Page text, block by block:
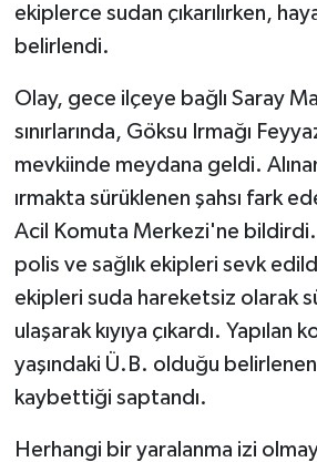
ekiplerce sudan çıkarılırken,
belirlendi.
Olay, gece ilçeye bağlı Saray
sınırlarında, Göksu Irmağı
mevkiinde meydana geldi.
ırmakta sürüklenen şahsı fark
Acil Komuta Merkezi'ne
polis ve sağlık ekipleri sevk
ekipleri suda hareketsiz olarak
ulaşarak kıyıya çıkardı. Yapılan
yaşındaki Ü.B. olduğu belirlenen
kaybettiği saptandı.
Herhangi bir yaralanma izi
Gayrimenkul
GÜNDEM
Güvenlik
İNSAN
İş Dünyası